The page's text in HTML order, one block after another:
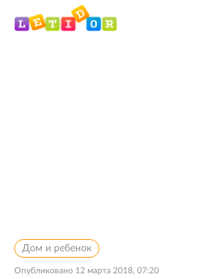
Дом и ребенок
Опубликовано 12 марта 2018, 07:20